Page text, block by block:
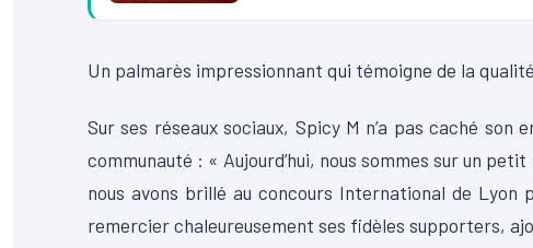
Un palmarès impressionnant qui témoigne de la
Sur ses réseaux sociaux, Spicy M n’a pas caché
communauté : « Aujourd’hui, nous sommes sur un
nous avons brillé au concours International de
remercier chaleureusement ses fidèles supporters,